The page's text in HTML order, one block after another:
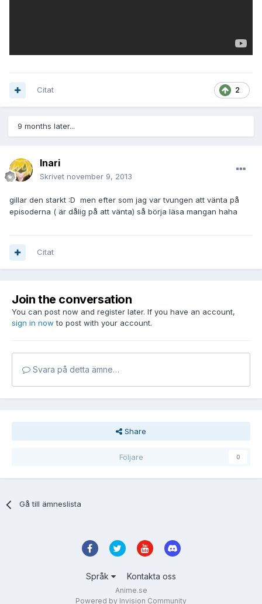
2
Citat
9 months later...
Inari
Skrivet november 9, 2013
gillar den starkt :D men efter som jag var tvungen att vänta på
episoderna ( är dålig på att vänta) så börja läsa mangan haha
Citat
Join the conversation
You can post now and register later. If you have an account,
sign in now to post with your account.
Svara på detta ämne…
Share
Följare 0
Gå till ämneslista
Språk Kontakta oss
Anime.se
Powered by Invision Community